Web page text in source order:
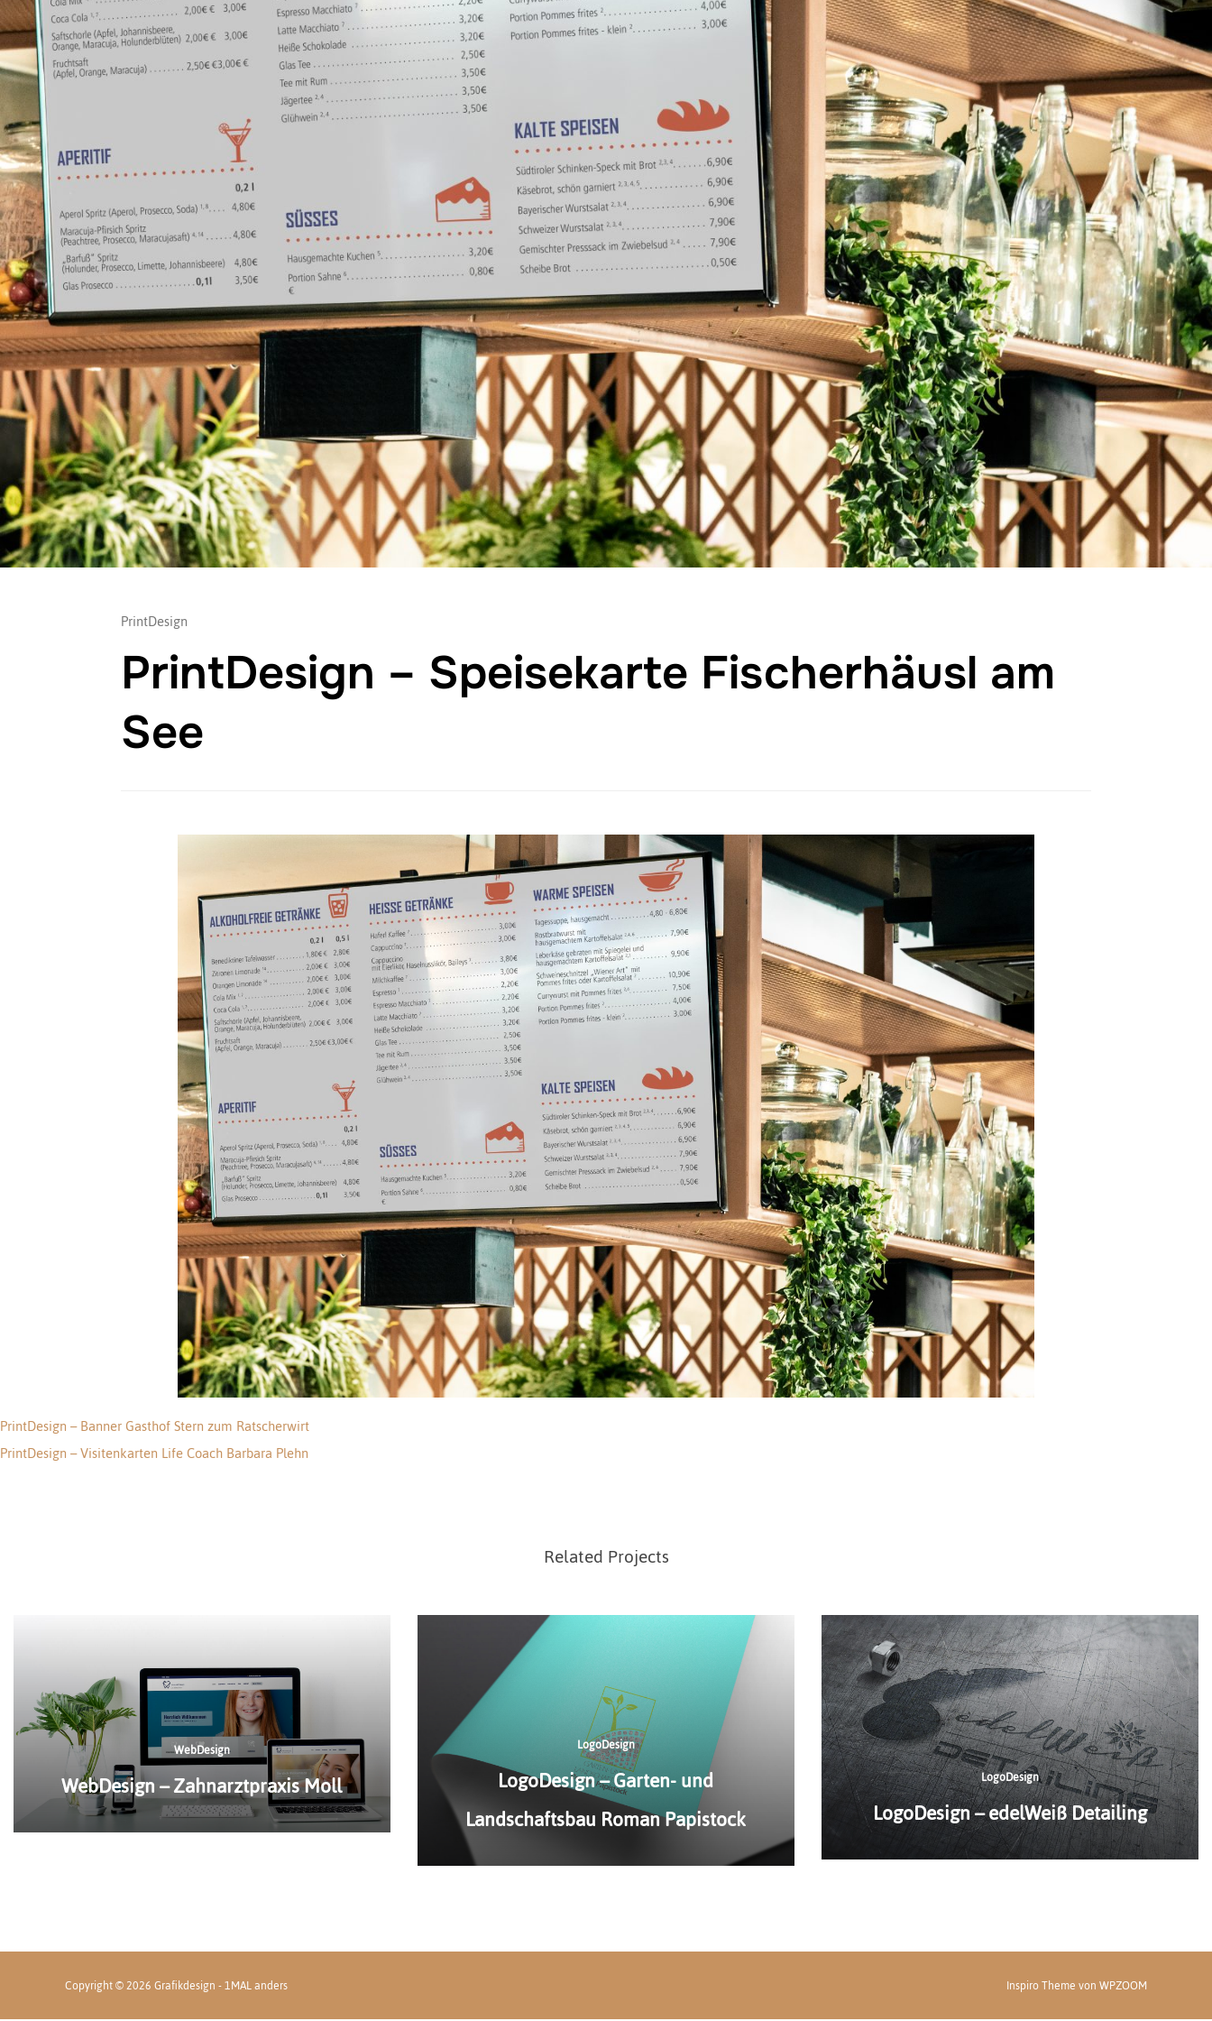
PrintDesign
PrintDesign – Speisekarte Fischerhäusl am
See
Beitragsnavigation
PrintDesign – Banner Gasthof Stern zum Ratscherwirt
PrintDesign – Visitenkarten Life Coach Barbara Plehn
Related Projects
WebDesign
WebDesign – Zahnarztpraxis Moll
LogoDesign
LogoDesign – Garten- und
Landschaftsbau Roman Papistock
LogoDesign
LogoDesign – edelWeiß Detailing
Copyright © 2026 Grafikdesign - 1MAL anders Inspiro ThemevonWPZOOM